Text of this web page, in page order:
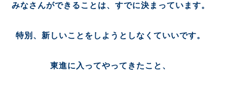
みなさんができることは、すでに決まっています。
特別、新しいことをしようとしなくていいです。
東進に入ってやってきたこと、